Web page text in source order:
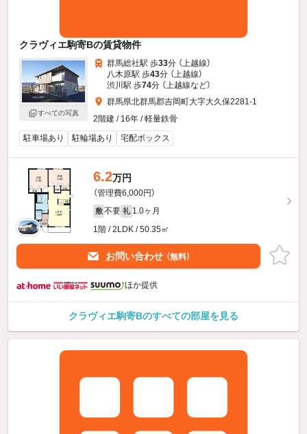
クラヴィエ駒寄Bの賃貸物件
すべての写真
群馬総社駅 歩33分 （上越線）
八木原駅 歩43分 （上越線）
渋川駅 歩74分 （上越線など）
群馬県北群馬郡吉岡町大字大久保2281-1
2階建 / 16年 / 軽量鉄骨
駐車場あり
駐輪場あり 宅配ボックス
6.2万円
（管理費6,000円）
敷 不要 礼 1.0ヶ月
1階 / 2LDK / 50.35㎡
お問い合わせ （無料）
ほか提供
クラヴィエ駒寄Bのすべての部屋を見る